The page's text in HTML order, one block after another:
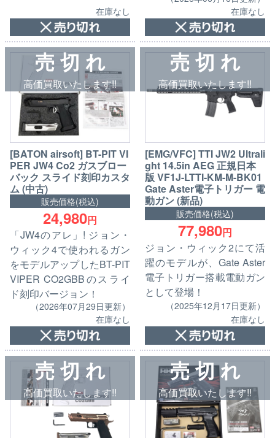
在庫なし
在庫なし
売 切 れ
高価買取いたします!!
[BATON airsoft] BT-PIT VI
PER JW4 Co2 ガスブロー
バック スライド刻印カスタ
ム (中古)
販売価格(税込)
24,980円
「JW4のアレ」! ジョン・
ウィック4で使われるガン
をモデルアップしたBT-PIT
VIPER CO2GBBのスライ
ド刻印バージョン！
（2026年07月29日更新）
在庫なし
売 切 れ
高価買取いたします!!
[EMG/VFC] TTI JW2 Ultrali
ght 14.5in AEG 正規日本
版 VF1J-LTTI-KM-M-BK01
Gate Aster電子トリガー 電
動ガン (新品)
販売価格(税込)
77,980円
ジョン・ウィック2にて活
躍のモデルが、Gate Aster
電子トリガー搭載電動ガン
として登場！
（2025年12月17日更新）
在庫なし
売 切 れ
高価買取いたします!!
売 切 れ
高価買取いたします!!